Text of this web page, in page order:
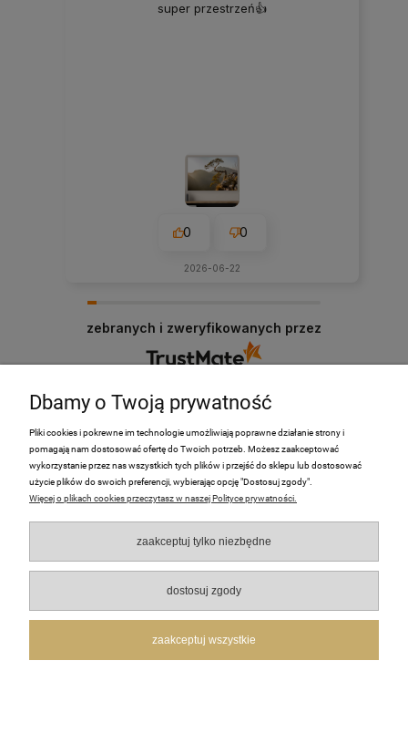
super przestrzeń👍️
0 0
2026-06-22
zebranych i zweryfikowanych przez
PRODUKTY
Moje Konto
Płatności i dostawa
O nas
Dbamy o Twoją prywatność
Pliki cookies i pokrewne im technologie umożliwiają poprawne działanie strony i
pomagają nam dostosować ofertę do Twoich potrzeb. Możesz zaakceptować
wykorzystanie przez nas wszystkich tych plików i przejść do sklepu lub dostosować
użycie plików do swoich preferencji, wybierając opcję "Dostosuj zgody".
Więcej o plikach cookies przeczytasz w naszej Polityce prywatności.
zaakceptuj tylko niezbędne
dostosuj zgody
zaakceptuj wszystkie